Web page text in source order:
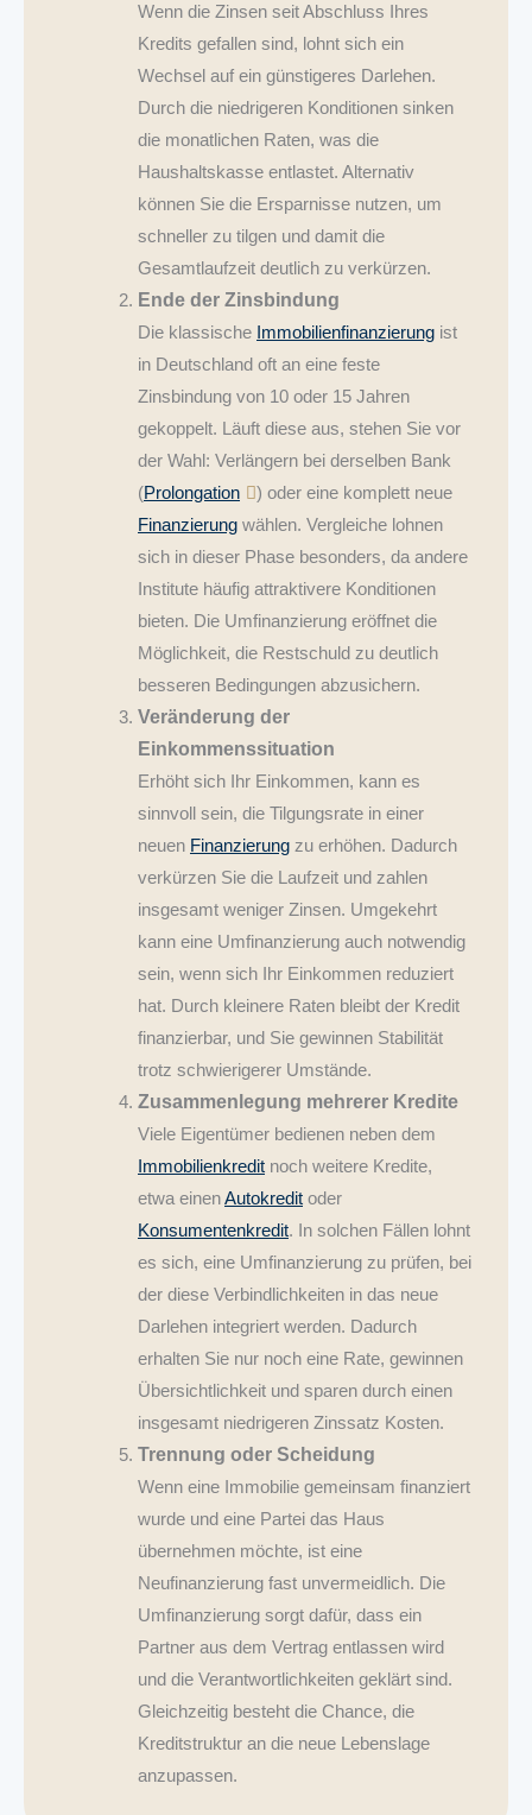
Wenn die Zinsen seit Abschluss Ihres
Kredits gefallen sind, lohnt sich ein
Wechsel auf ein günstigeres Darlehen.
Durch die niedrigeren Konditionen sinken
die monatlichen Raten, was die
Haushaltskasse entlastet. Alternativ
können Sie die Ersparnisse nutzen, um
schneller zu tilgen und damit die
Gesamtlaufzeit deutlich zu verkürzen.
Ende der Zinsbindung
Die klassische Immobilienfinanzierung ist
in Deutschland oft an eine feste
Zinsbindung von 10 oder 15 Jahren
gekoppelt. Läuft diese aus, stehen Sie vor
der Wahl: Verlängern bei derselben Bank
(Prolongation
) oder eine komplett neue
Finanzierung wählen. Vergleiche lohnen
sich in dieser Phase besonders, da andere
Institute häufig attraktivere Konditionen
bieten. Die Umfinanzierung eröffnet die
Möglichkeit, die Restschuld zu deutlich
besseren Bedingungen abzusichern.
Veränderung der
Einkommenssituation
Erhöht sich Ihr Einkommen, kann es
sinnvoll sein, die Tilgungsrate in einer
neuen Finanzierung zu erhöhen. Dadurch
verkürzen Sie die Laufzeit und zahlen
insgesamt weniger Zinsen. Umgekehrt
kann eine Umfinanzierung auch notwendig
sein, wenn sich Ihr Einkommen reduziert
hat. Durch kleinere Raten bleibt der Kredit
finanzierbar, und Sie gewinnen Stabilität
trotz schwierigerer Umstände.
Zusammenlegung mehrerer Kredite
Viele Eigentümer bedienen neben dem
Immobilienkredit noch weitere Kredite,
etwa einenAutokredit oder
Konsumentenkredit. In solchen Fällen lohnt
es sich, eine Umfinanzierung zu prüfen, bei
der diese Verbindlichkeiten in das neue
Darlehen integriert werden. Dadurch
erhalten Sie nur noch eine Rate, gewinnen
Übersichtlichkeit und sparen durch einen
insgesamt niedrigeren Zinssatz Kosten.
Trennung oder Scheidung
Wenn eine Immobilie gemeinsam finanziert
wurde und eine Partei das Haus
übernehmen möchte, ist eine
Neufinanzierung fast unvermeidlich. Die
Umfinanzierung sorgt dafür, dass ein
Partner aus dem Vertrag entlassen wird
und die Verantwortlichkeiten geklärt sind.
Gleichzeitig besteht die Chance, die
Kreditstruktur an die neue Lebenslage
anzupassen.